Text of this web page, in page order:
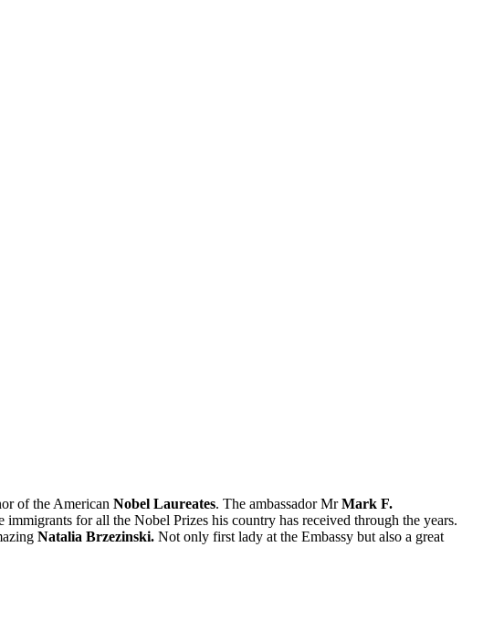
of the American Nobel Laureates. The ambassador MrMark F.
immigrants for all the Nobel Prizes his country has received through the years.
Natalia Brzezinski. Not only first lady at the Embassy but also a great